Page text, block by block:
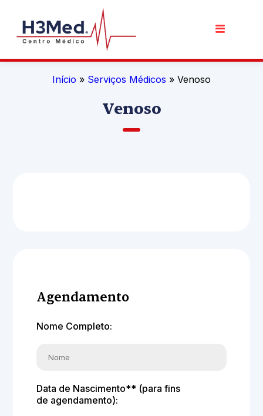
Início » Serviços Médicos » Venoso
Venoso
Agendamento
Nome Completo:
Data de Nascimento** (para fins
de agendamento):